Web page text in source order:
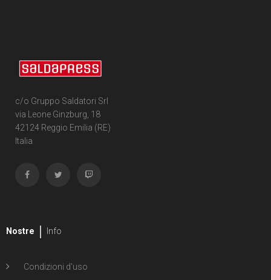
c/o Gruppo Saldatori Srl
via Leone Ginzburg, 18
42124 Reggio Emilia (RE)
Italia
Nostre Info
Condizioni d'uso